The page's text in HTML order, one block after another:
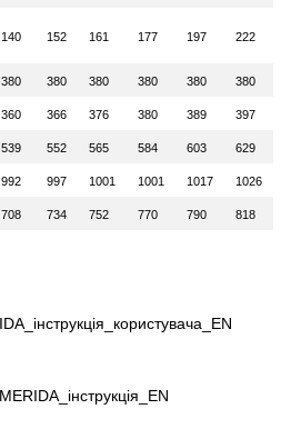
140 152 161 177 197 222
380 380 380 380 380 380
360 366 376 380 389 397
539 552 565 584 603 629
992 997 1001 1001 1017 1026
708 734 752 770 790 818